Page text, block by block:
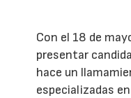
Con el 18 de
presentar
hace un
especializadas